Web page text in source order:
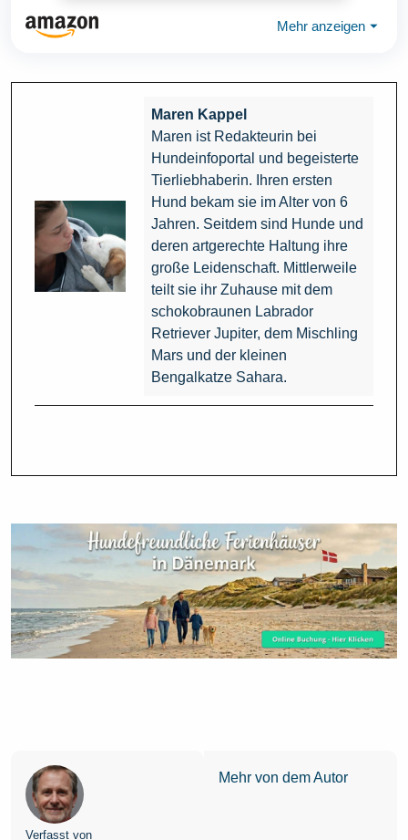
Mehr anzeigen ⏷
Maren Kappel
Maren ist Redakteurin bei
Hundeinfoportal und begeisterte
Tierliebhaberin. Ihren ersten
Hund bekam sie im Alter von 6
Jahren. Seitdem sind Hunde und
deren artgerechte Haltung ihre
große Leidenschaft. Mittlerweile
teilt sie ihr Zuhause mit dem
schokobraunen Labrador
Retriever Jupiter, dem Mischling
Mars und der kleinen
Bengalkatze Sahara.
Verfasst von
Mehr von dem Autor